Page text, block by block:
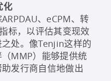
化
、eCPM、转
标，以评估其变现效
处。像Tenjin这样的
MMP）能够提供统
发行商自信地做出